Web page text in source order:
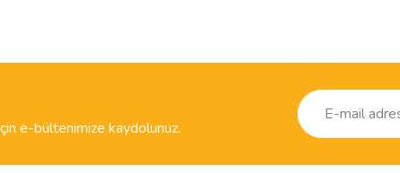
e-bültenimize kaydolunuz.